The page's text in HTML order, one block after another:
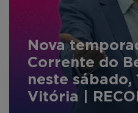
Nova
Corrente do
neste sábado,
Vitória |